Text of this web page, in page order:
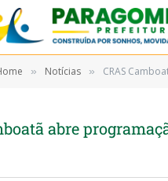
» Notícias » CRAS Camboatã abre
abre